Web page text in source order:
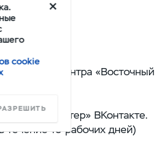
автоцентра «Восточный
Ветер» ВКонтакте.
течение 10 рабочих дней)
cookie